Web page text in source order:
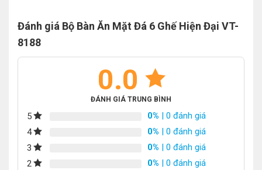
Đánh giá Bộ Bàn Ăn Mặt Đá 6 Ghế Hiện Đại VT-
8188
0.0
ĐÁNH GIÁ TRUNG BÌNH
5 0% | 0 đánh giá
4
0% | 0 đánh giá
3
0% | 0 đánh giá
2
0% | 0 đánh giá